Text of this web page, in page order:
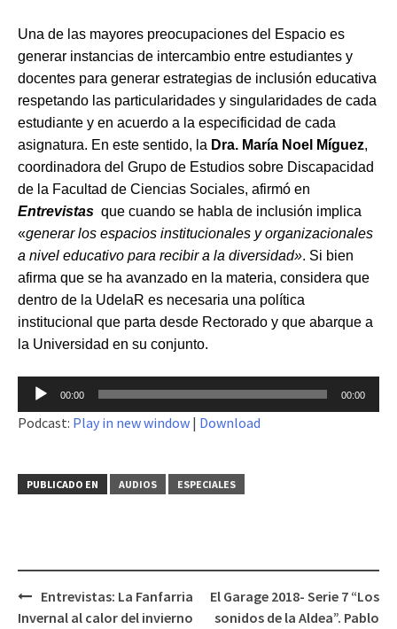
Una de las mayores preocupaciones del Espacio es
generar instancias de intercambio entre estudiantes y
docentes para generar estrategias de inclusión educativa
respetando las particularidades y singularidades de cada
estudiante y en acuerdo a la especificidad de cada
asignatura. En este sentido, la Dra. María Noel Míguez,
coordinadora del Grupo de Estudios sobre Discapacidad
de la Facultad de Ciencias Sociales, afirmó en
Entrevistas que cuando se habla de inclusión implica
«generar los espacios institucionales y organizacionales
a nivel educativo para recibir a la diversidad». Si bien
afirma que se ha avanzado en la materia, considera que
dentro de la UdelaR es necesaria una política
institucional que parta desde Rectorado y que abarque a
la Universidad en su conjunto.
Reproductor
de
audio
00:00 00:00
Podcast: Play in new window | Download
PUBLICADO EN AUDIOS ESPECIALES
Navegación
Entrevistas: La Fanfarria
Invernal al calor del invierno
El Garage 2018- Serie 7 “Los
sonidos de la Aldea”. Pablo